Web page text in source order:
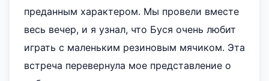
преданным характером. Мы провели вместе
весь вечер, и я узнал, что Буся очень любит
играть с маленьким резиновым мячиком. Эта
встреча перевернула мое представление о